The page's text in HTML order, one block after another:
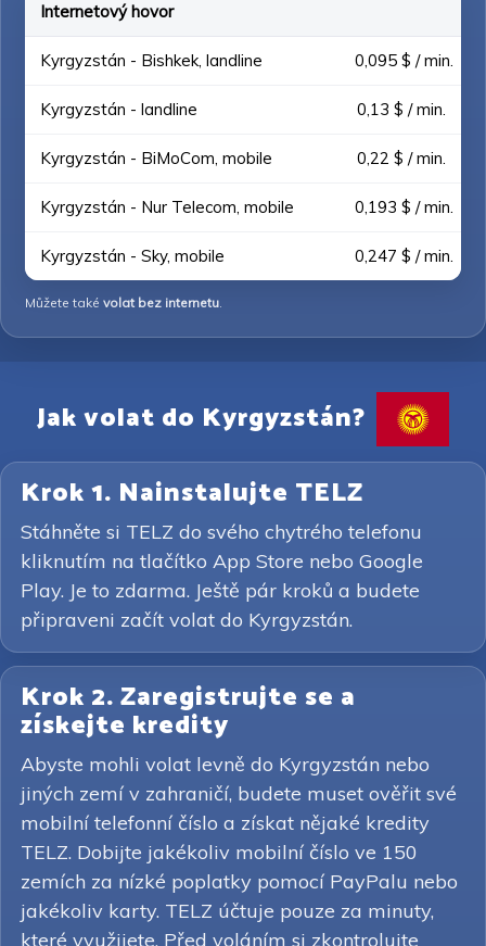
Internetový hovor
Kyrgyzstán - Bishkek, landline 0,095 $ / min.
Kyrgyzstán - landline 0,13 $ / min.
Kyrgyzstán - BiMoCom, mobile 0,22 $ / min.
Kyrgyzstán - Nur Telecom, mobile 0,193 $ / min.
Kyrgyzstán - Sky, mobile 0,247 $ / min.
Můžete také volat bez internetu.
Jak volat do Kyrgyzstán?
Krok 1. Nainstalujte TELZ
Stáhněte si TELZ do svého chytrého telefonu
kliknutím na tlačítko App Store nebo Google
Play. Je to zdarma. Ještě pár kroků a budete
připraveni začít volat do Kyrgyzstán.
Krok 2. Zaregistrujte se a
získejte kredity
Abyste mohli volat levně do Kyrgyzstán nebo
jiných zemí v zahraničí, budete muset ověřit své
mobilní telefonní číslo a získat nějaké kredity
TELZ. Dobijte jakékoliv mobilní číslo ve 150
zemích za nízké poplatky pomocí PayPalu nebo
jakékoliv karty. TELZ účtuje pouze za minuty,
které využijete. Před voláním si zkontrolujte